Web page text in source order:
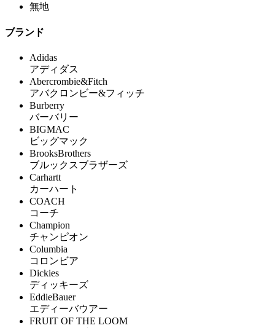
無地
ブランド
Adidas
アディダス
Abercrombie&Fitch
アバクロンビー&フィッチ
Burberry
バーバリー
BIGMAC
ビッグマック
BrooksBrothers
ブルックスブラザーズ
Carhartt
カーハート
COACH
コーチ
Champion
チャンピオン
Columbia
コロンビア
Dickies
ディッキーズ
EddieBauer
エディーバウアー
FRUIT OF THE LOOM